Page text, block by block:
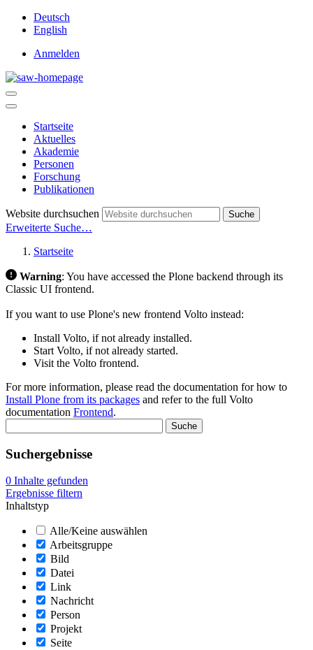
Deutsch
English
Anmelden
Startseite
Aktuelles
Akademie
Personen
Forschung
Publikationen
Website durchsuchen Suche
Erweiterte Suche…
Startseite
Warning: You have accessed the Plone backend through its
Classic UI frontend.
If you want to use Plone's new frontend Volto instead:
Install Volto, if not already installed.
Start Volto, if not already started.
Visit the Volto frontend.
For more information, please read the documentation for how to
Install Plone from its packages and refer to the full Volto
documentation Frontend.
Suchergebnisse
0 Inhalte gefunden
Ergebnisse filtern
Inhaltstyp
Alle/Keine auswählen
Arbeitsgruppe
Bild
Datei
Link
Nachricht
Person
Projekt
Seite